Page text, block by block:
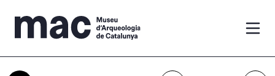
Saltar al contenido